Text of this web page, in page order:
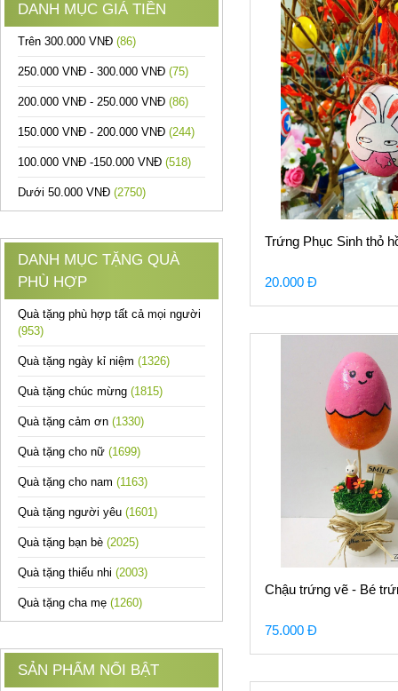
DANH MỤC GIÁ TIỀN
Trên 300.000 VNĐ (86)
250.000 VNĐ - 300.000 VNĐ (75)
200.000 VNĐ - 250.000 VNĐ (86)
150.000 VNĐ - 200.000 VNĐ (244)
100.000 VNĐ -150.000 VNĐ (518)
Dưới 50.000 VNĐ (2750)
DANH MỤC TẶNG QUÀ
PHÙ HỢP
Quà tặng phù hợp tất cả mọi người
(953)
Quà tặng ngày kỉ niệm (1326)
Quà tặng chúc mừng (1815)
Quà tặng cảm ơn (1330)
Quà tặng cho nữ (1699)
Quà tặng cho nam (1163)
Quà tặng người yêu (1601)
Quà tặng bạn bè (2025)
Quà tặng thiếu nhi (2003)
Quà tặng cha mẹ (1260)
SẢN PHẨM NỔI BẬT
Trứng Phục Sinh thỏ
20.000 Đ
Chậu trứng vẽ - Bé
75.000 Đ